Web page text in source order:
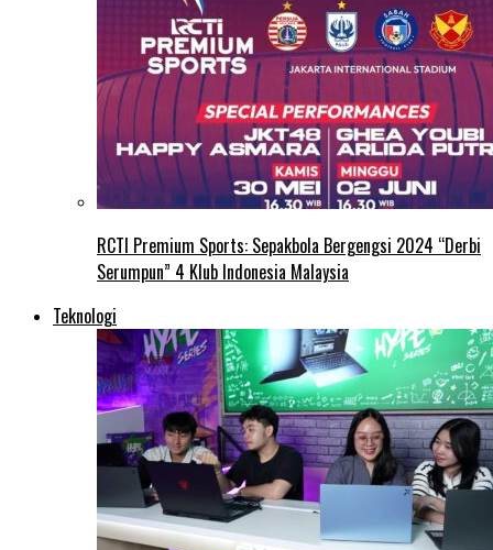
RCTI Premium Sports: Sepakbola Bergengsi 2024 “Derbi
Serumpun” 4 Klub Indonesia Malaysia
Teknologi